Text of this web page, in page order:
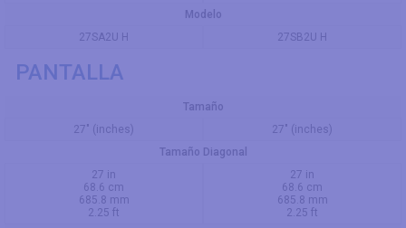
Modelo
27SA2U H
27SB2U H
PANTALLA
Tamaño
27" (inches)
27" (inches)
Tamaño Diagonal
27 in
68.6 cm
685.8 mm
2.25 ft
27 in
68.6 cm
685.8 mm
2.25 ft